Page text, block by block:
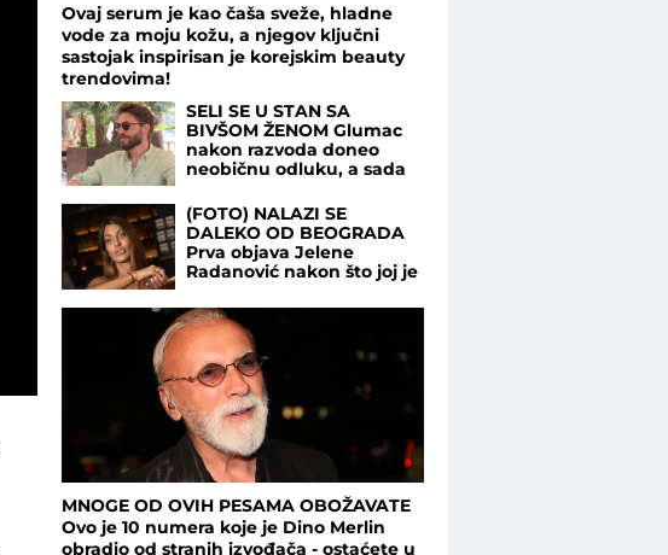
Ovaj serum je kao čaša sveže, hladne
vode za moju kožu, a njegov ključni
sastojak inspirisan je korejskim beauty
trendovima!
SELI SE U STAN SA
BIVŠOM ŽENOM Glumac
nakon razvoda doneo
neobičnu odluku, a sada
renovacije: "Nadgledanje"
(FOTO) NALAZI SE
DALEKO OD BEOGRADA
Prva objava Jelene
Radanović nakon što joj je
Raleta - poslala joj jezive
poruke
MNOGE OD OVIH PESAMA OBOŽAVATE
Ovo je 10 numera koje je Dino Merlin
obradio od stranih izvođača - ostaćete u